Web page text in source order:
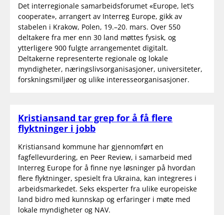
Det interregionale samarbeidsforumet «Europe, let’s
cooperate», arrangert av Interreg Europe, gikk av
stabelen i Krakow, Polen, 19.–20. mars. Over 550
deltakere fra mer enn 30 land møttes fysisk, og
ytterligere 900 fulgte arrangementet digitalt.
Deltakerne representerte regionale og lokale
myndigheter, næringslivsorganisasjoner, universiteter,
forskningsmiljøer og ulike interesseorganisasjoner.
Kristiansand tar grep for å få flere
flyktninger i jobb
Kristiansand kommune har gjennomført en
fagfellevurdering, en Peer Review, i samarbeid med
Interreg Europe for å finne nye løsninger på hvordan
flere flyktninger, spesielt fra Ukraina, kan integreres i
arbeidsmarkedet. Seks eksperter fra ulike europeiske
land bidro med kunnskap og erfaringer i møte med
lokale myndigheter og NAV.